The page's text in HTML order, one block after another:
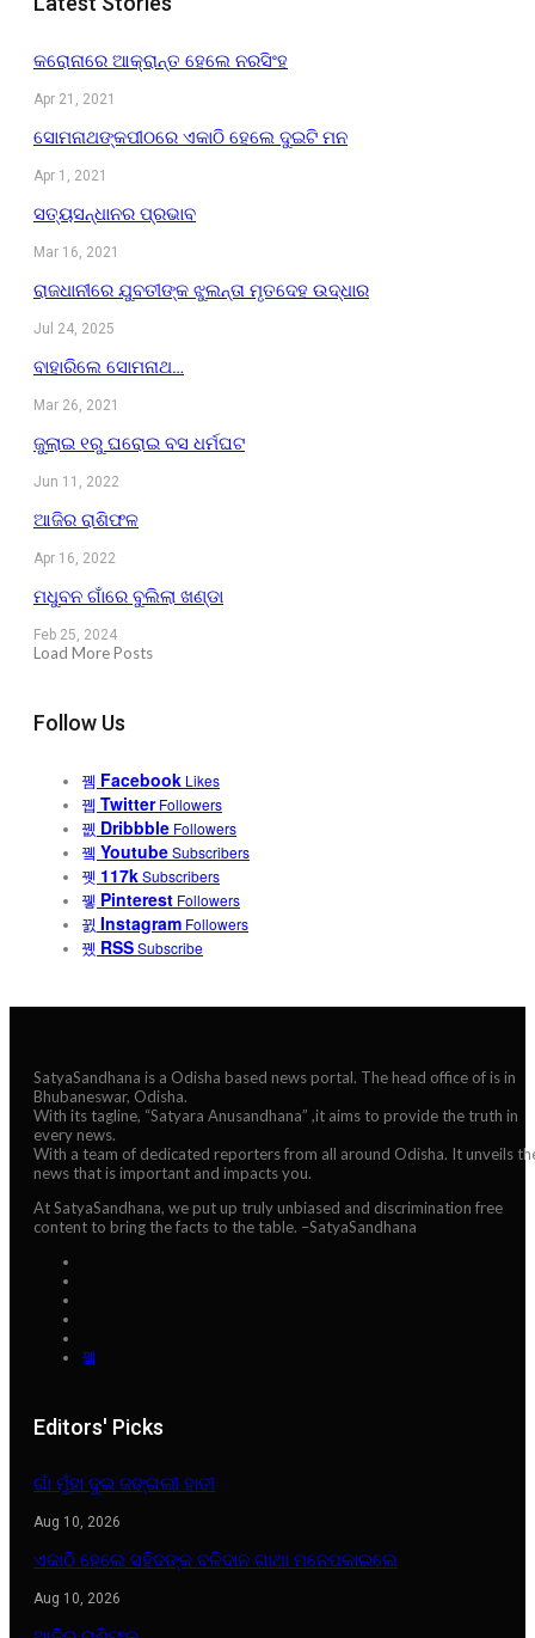
କରୋନାରେ ଆକ୍ରାନ୍ତ ହେଲେ ନରସିଂହ
Apr 21, 2021
ସୋମନାଥଙ୍କପୀଠରେ ଏକାଠି ହେଲେ ଦୁଇଟି ମନ
Apr 1, 2021
ସତ୍ୟସନ୍ଧାନର ପ୍ରଭାବ
Mar 16, 2021
ରାଜଧାନୀରେ ଯୁବତୀଙ୍କ ଝୁଲନ୍ତା ମୃତଦେହ ଉଦ୍ଧାର
Jul 24, 2025
ବାହାରିଲେ ସୋମନାଥ…
Mar 26, 2021
ଜୁଲାଇ ୧ରୁ ଘରୋଇ ବସ ଧର୍ମଘଟ
Jun 11, 2022
ଆଜିର ରାଶିଫଳ
Apr 16, 2022
ମଧୁବନ ଗାଁରେ ବୁଲିଲା ଖଣ୍ଡା
Feb 25, 2024
Load More Posts
Follow Us
Facebook Likes
Twitter Followers
Dribbble Followers
YoutubeSubscribers
117kSubscribers
Pinterest Followers
Instagram Followers
RSSSubscribe
SatyaSandhana is a Odisha based news portal. The head office of is in
Bhubaneswar, Odisha.
With its tagline, “Satyara Anusandhana” ,it aims to provide the truth in
every news.
With a team of dedicated reporters from all around Odisha. It unveils
news that is important and impacts you.
At SatyaSandhana, we put up truly unbiased and discrimination free
content to bring the facts to the table. –SatyaSandhana
Editors' Picks
ଗାଁ ମୁଁହା ଦୁଇ ଜଙ୍ଗଲୀ ହାତୀ
Aug 10, 2026
ଏକାଠି ହେଲେ ସହିଦଙ୍କ ବଳିଦାନ ଗାଥା ମନେପକାଇଲେ
Aug 10, 2026